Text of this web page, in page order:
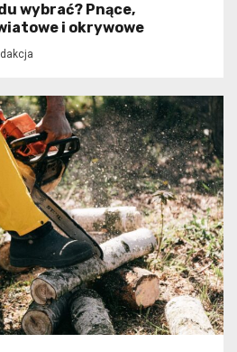
wybrać? Pnące,
i okrywowe